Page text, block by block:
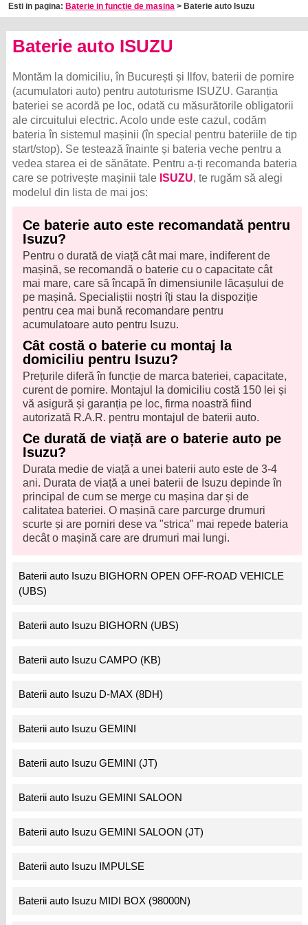
Esti in pagina: Baterie in functie de masina > Baterie auto Isuzu
Baterie auto ISUZU
Montăm la domiciliu, în București și Ilfov, baterii de pornire
(acumulatori auto) pentru autoturisme ISUZU. Garanția
bateriei se acordă pe loc, odată cu măsurătorile obligatorii
ale circuitului electric. Acolo unde este cazul, codăm
bateria în sistemul mașinii (în special pentru bateriile de tip
start/stop). Se testează înainte și bateria veche pentru a
vedea starea ei de sănătate. Pentru a-ți recomanda bateria
care se potrivește mașinii tale ISUZU, te rugăm să alegi
modelul din lista de mai jos:
Ce baterie auto este recomandată pentru
Isuzu?
Pentru o durată de viață cât mai mare, indiferent de
mașină, se recomandă o baterie cu o capacitate cât
mai mare, care să încapă în dimensiunile lăcașului de
pe mașină. Specialiștii noștri îți stau la dispoziție
pentru cea mai bună recomandare pentru
acumulatoare auto pentru Isuzu.
Cât costă o baterie cu montaj la
domiciliu pentru Isuzu?
Prețurile diferă în funcție de marca bateriei, capacitate,
curent de pornire. Montajul la domiciliu costă 150 lei și
vă asigură și garanția pe loc, firma noastră fiind
autorizată R.A.R. pentru montajul de baterii auto.
Ce durată de viață are o baterie auto pe
Isuzu?
Durata medie de viață a unei baterii auto este de 3-4
ani. Durata de viață a unei baterii de Isuzu depinde în
principal de cum se merge cu mașina dar și de
calitatea bateriei. O mașină care parcurge drumuri
scurte și are porniri dese va "strica" mai repede bateria
decât o mașină care are drumuri mai lungi.
Baterii auto Isuzu BIGHORN OPEN OFF-ROAD VEHICLE
(UBS)
Baterii auto Isuzu BIGHORN (UBS)
Baterii auto Isuzu CAMPO (KB)
Baterii auto Isuzu D-MAX (8DH)
Baterii auto Isuzu GEMINI
Baterii auto Isuzu GEMINI (JT)
Baterii auto Isuzu GEMINI SALOON
Baterii auto Isuzu GEMINI SALOON (JT)
Baterii auto Isuzu IMPULSE
Baterii auto Isuzu MIDI BOX (98000N)